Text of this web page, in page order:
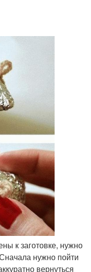
к заготовке, нужно
нужно пойти
вернуться